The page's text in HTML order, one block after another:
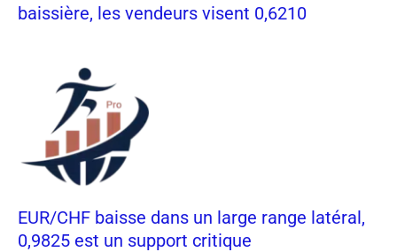
baissière, les vendeurs visent 0,6210
EUR/CHF baisse dans un large range latéral,
0,9825 est un support critique